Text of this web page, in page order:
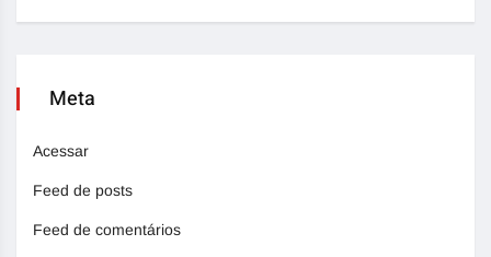
Meta
Acessar
Feed de posts
Feed de comentários